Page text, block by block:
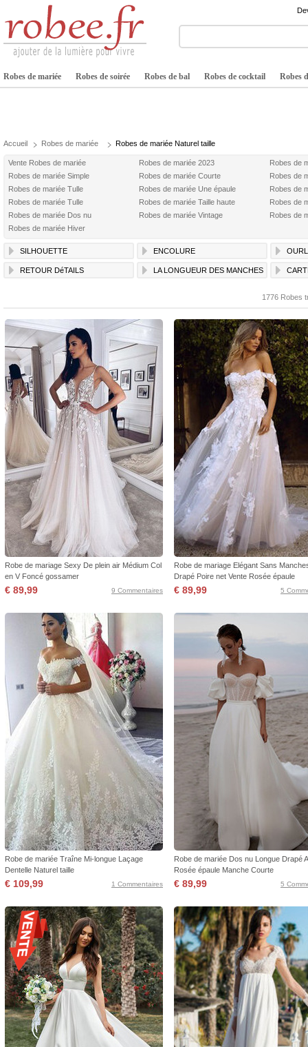
Robes de mariée Robes de soirée Robes de bal Robes de cocktail Robes
Accueil Robes de mariée Robes de mariée Naturel taille
Vente Robes de mariée Robes de mariée 2023
Robes de
Robes de mariée Simple
Robes de mariée Courte
Robes de
Robes de mariée Tulle
Robes de mariée Une épaule
Robes de
Robes de mariée Tulle
Robes de mariée Taille haute
Robes de
Robes de mariée Dos nu
Robes de mariée Vintage
Robes de
Robes de mariée Hiver
SILHOUETTE ENCOLURE
RETOUR DéTAILS LA LONGUEUR DES MANCHES
1776 Robes
Robe de mariage Sexy De plein air Médium Col
en V Foncé gossamer
€ 89,99 9 Commentaires
Robe de mariage Elégant Sans
Drapé Poire net Vente Rosée épaule
€ 89,99 5
Robe de mariée Traîne Mi-longue Laçage
Dentelle Naturel taille
€ 109,99 1 Commentaires
Robe de mariée Dos nu Longue Drapé
Rosée épaule Manche Courte
€ 89,99 5